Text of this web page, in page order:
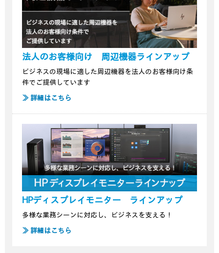
法人のお客様向け 周辺機器ラインアップ
ビジネスの現場に適した周辺機器を法人のお客様向け条
件でご提供しています
≫ 詳細はこちら
HPディスプレイモニター ラインアップ
多様な業務シーンに対応し、ビジネスを支える！
≫ 詳細はこちら